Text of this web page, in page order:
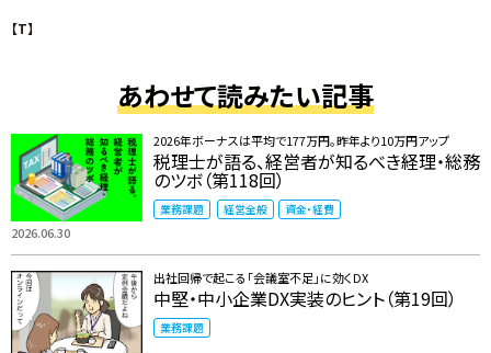
【T】
あわせて読みたい記事
2026.06.30
2026年ボーナスは平均で177万円。昨年より10万円アップ
税理士が語る、経営者が知るべき経理・総務
のツボ（第118回）
業務課題 経営全般 資金・経費
出社回帰で起こる「会議室不足」に効くDX
中堅・中小企業DX実装のヒント（第19回）
業務課題